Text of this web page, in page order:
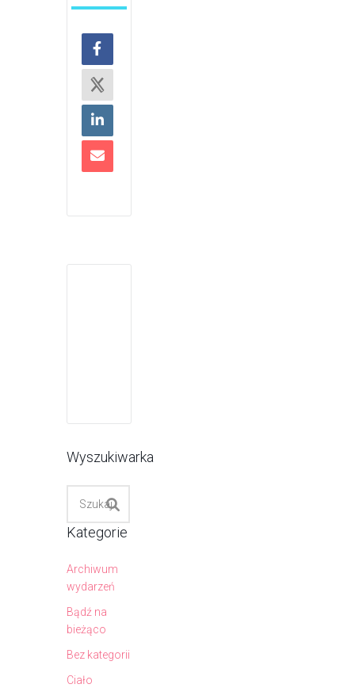
Wyszukiwarka
Kategorie
Archiwum
wydarzeń
Bądź na
bieżąco
Bez kategorii
Ciało